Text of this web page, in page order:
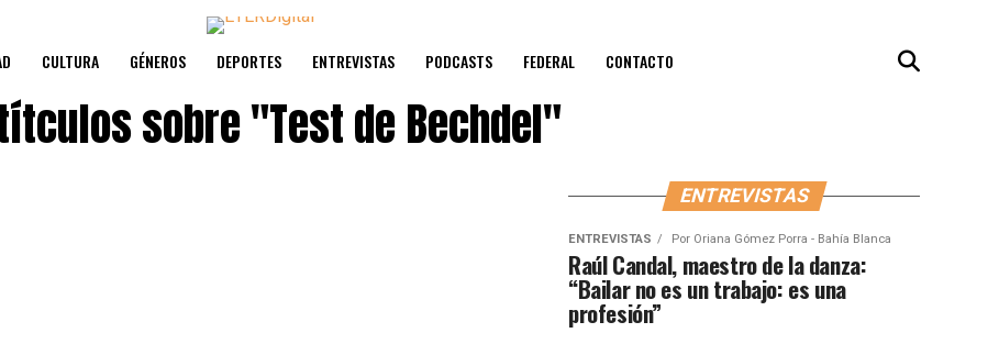
CULTURA GÉNEROS DEPORTES ENTREVISTAS PODCASTS FEDERAL CONTACTO
sobre"Test de Bechdel"
ENTREVISTAS
ENTREVISTAS Por Oriana Gómez Porra - Bahía Blanca
Raúl Candal, maestro de la danza:
“Bailar no es un trabajo: es una
profesión”